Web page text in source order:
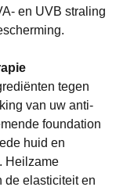
en UVB straling
tegen
van uw anti-
foundation
huid en
Heilzame
de elasticiteit en